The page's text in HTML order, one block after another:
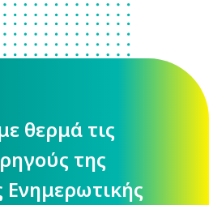
θερμά τις
της
Ενημερωτικής